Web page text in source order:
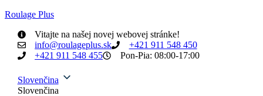
Roulage Plus
Vitajte na našej novej webovej stránke!
info@roulageplus.sk
+421 911 548 450
+421 911 548 455
Pon-Pia: 08:00-17:00
Slovenčina
Slovenčina